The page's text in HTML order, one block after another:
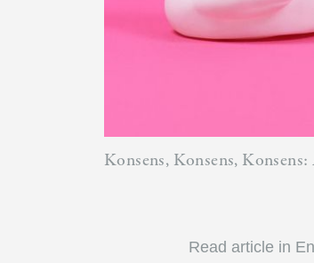
Konsens, Konsens,
Read article in